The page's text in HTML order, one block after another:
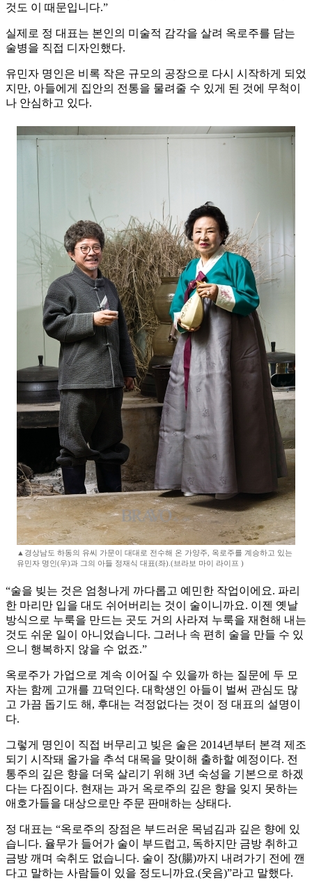
것도 이 때문입니다.”
실제로 정 대표는 본인의 미술적 감각을 살려 옥로주를 담는
술병을 직접 디자인했다.
유민자 명인은 비록 작은 규모의 공장으로 다시 시작하게 되었
지만, 아들에게 집안의 전통을 물려줄 수 있게 된 것에 무척이
나 안심하고 있다.
▲경상남도 하동의 유씨 가문이 대대로 전수해 온 가양주, 옥로주를 계승하고 있는
유민자 명인(우)과 그의 아들 정재식 대표(좌).(브라보 마이 라이프 )
“술을 빚는 것은 엄청나게 까다롭고 예민한 작업이에요. 파리
한 마리만 입을 대도 쉬어버리는 것이 술이니까요. 이젠 옛날
방식으로 누룩을 만드는 곳도 거의 사라져 누룩을 재현해 내는
것도 쉬운 일이 아니었습니다. 그러나 속 편히 술을 만들 수 있
으니 행복하지 않을 수 없죠.”
옥로주가 가업으로 계속 이어질 수 있을까 하는 질문에 두 모
자는 함께 고개를 끄덕인다. 대학생인 아들이 벌써 관심도 많
고 가끔 돕기도 해, 후대는 걱정없다는 것이 정 대표의 설명이
다.
그렇게 명인이 직접 버무리고 빚은 술은 2014년부터 본격 제조
되기 시작돼 올가을 추석 대목을 맞이해 출하할 예정이다. 전
통주의 깊은 향을 더욱 살리기 위해 3년 숙성을 기본으로 하겠
다는 다짐이다. 현재는 과거 옥로주의 깊은 향을 잊지 못하는
애호가들을 대상으로만 주문 판매하는 상태다.
정 대표는 “옥로주의 장점은 부드러운 목넘김과 깊은 향에 있
습니다. 율무가 들어가 술이 부드럽고, 독하지만 금방 취하고
금방 깨며 숙취도 없습니다. 술이 장(腸)까지 내려가기 전에 깬
다고 말하는 사람들이 있을 정도니까요.(웃음)”라고 말했다.